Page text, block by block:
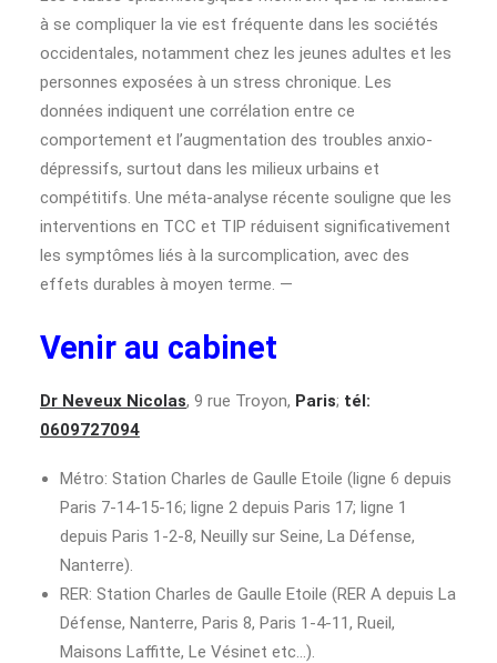
à se compliquer la vie est fréquente dans les sociétés
occidentales, notamment chez les jeunes adultes et les
personnes exposées à un stress chronique. Les
données indiquent une corrélation entre ce
comportement et l’augmentation des troubles anxio-
dépressifs, surtout dans les milieux urbains et
compétitifs. Une méta-analyse récente souligne que les
interventions en TCC et TIP réduisent significativement
les symptômes liés à la surcomplication, avec des
effets durables à moyen terme. —
Venir au cabinet
Dr Neveux Nicolas, 9 rue Troyon, Paris; tél:
0609727094
Métro: Station Charles de Gaulle Etoile (ligne 6 depuis
Paris 7-14-15-16; ligne 2 depuis Paris 17; ligne 1
depuis Paris 1-2-8, Neuilly sur Seine, La Défense,
Nanterre).
RER: Station Charles de Gaulle Etoile (RER A depuis La
Défense, Nanterre, Paris 8, Paris 1-4-11, Rueil,
Maisons Laffitte, Le Vésinet etc…).